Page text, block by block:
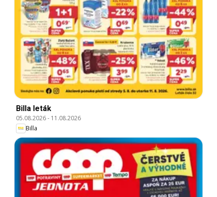
Billa leták
05.08.2026- 11.08.2026
Billa